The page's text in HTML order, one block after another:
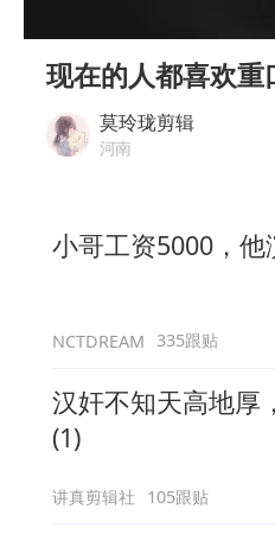
东
国
日
现在的人都喜欢重
莫玲珑剪辑
河南
小哥工资5000，他
NCTDREAM 335跟贴
汉奸不知天高地厚
(1)
讲真剪辑社 105跟贴